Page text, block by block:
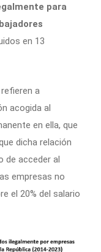
para
en 13
a
acogida al
en ella, que
dicha relación
de acceder al
empresas no
el 20% del salario